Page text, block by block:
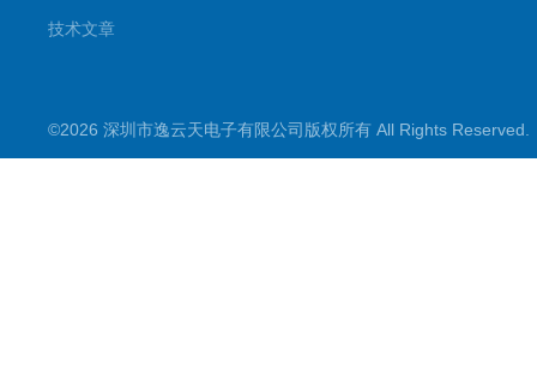
技术文章
©2026 深圳市逸云天电子有限公司版权所有 All Rights